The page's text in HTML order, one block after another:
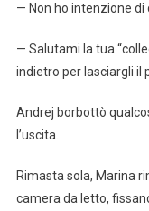
— Non ho intenzione di
— Salutami la tua
indietro per lasciargli il
Andrej borbottò
l’uscita.
Rimasta sola, Marina
camera da letto,